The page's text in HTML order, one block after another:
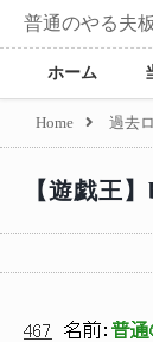
普通のやる夫板
ホーム
Home 過去
【遊戯王
467 名前： 普通